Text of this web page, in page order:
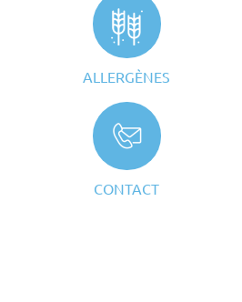
ALLERGÈNES
CONTACT